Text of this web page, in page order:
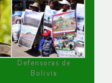
Defensoras de
Bolivia